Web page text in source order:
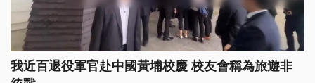
我近百退役軍官赴中國黃埔校慶 校友會稱為旅遊非